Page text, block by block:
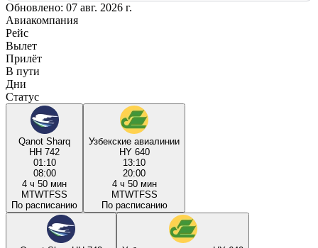
Обновлено: 07 авг. 2026 г.
Авиакомпания
Рейс
Вылет
Прилёт
В пути
Дни
Статус
Qanot Sharq
HH 742
01:10
08:00
4 ч 50 мин
MTWTFSS
По расписанию
Узбекские авиалинии
HY 640
13:10
20:00
4 ч 50 мин
MTWTFSS
По расписанию